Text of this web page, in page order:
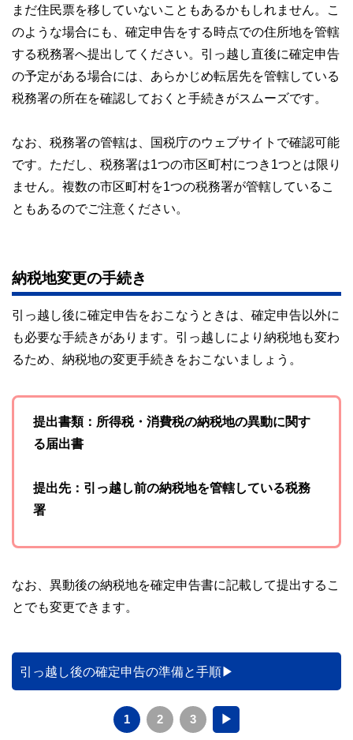
まだ住民票を移していないこともあるかもしれません。こ
のような場合にも、確定申告をする時点での住所地を管轄
する税務署へ提出してください。引っ越し直後に確定申告
の予定がある場合には、あらかじめ転居先を管轄している
税務署の所在を確認しておくと手続きがスムーズです。
なお、税務署の管轄は、国税庁のウェブサイトで確認可能
です。ただし、税務署は1つの市区町村につき1つとは限り
ません。複数の市区町村を1つの税務署が管轄しているこ
ともあるのでご注意ください。
納税地変更の手続き
引っ越し後に確定申告をおこなうときは、確定申告以外に
も必要な手続きがあります。引っ越しにより納税地も変わ
るため、納税地の変更手続きをおこないましょう。
提出書類：所得税・消費税の納税地の異動に関す
る届出書
提出先：引っ越し前の納税地を管轄している税務
署
なお、異動後の納税地を確定申告書に記載して提出するこ
とでも変更できます。
引っ越し後の確定申告の準備と手順
1 2 3 ▶